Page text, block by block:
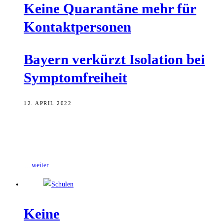
Kei­ne Qua­ran­tä­ne mehr für
Kontaktpersonen
Bay­ern ver­kürzt Iso­la­ti­on bei
Symptomfreiheit
12. APRIL 2022
... weiter
Kei­ne